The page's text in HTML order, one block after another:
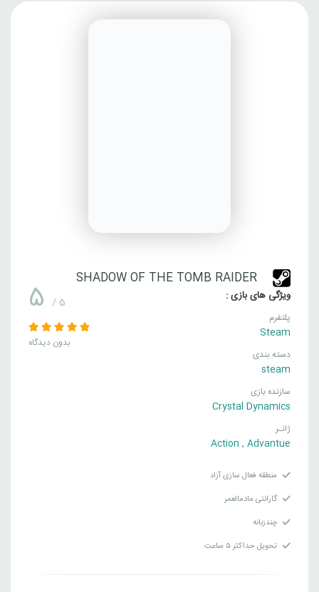
SHADOW OF THE TOMB RAIDER
ویژگی های بازی :
پلتفرم
Steam
دسته بندی
steam
سازنده بازی
Crystal Dynamics
ژانـر
Action , Advantue
5 / 5
بدون دیدگاه
منطقه فعال سازی آزاد
گارانتی مادمالعمر
چندزبانه
تحویل حداکثر ۵ ساعت